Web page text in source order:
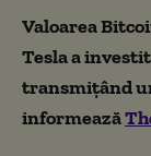
Valoarea
Tesla a
transmițând
informează